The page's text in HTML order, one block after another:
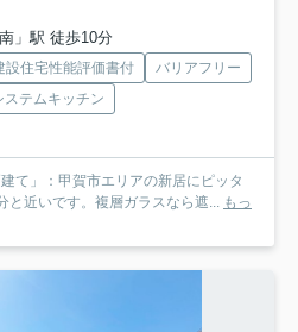
」駅 徒歩10分
設住宅性能評価書付
バリアフリー
ステムキッチン
て」：甲賀市エリアの新居にピッタ
と近いです。複層ガラスなら遮... もっ